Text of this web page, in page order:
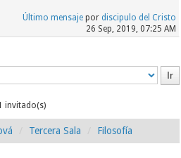
Último mensajepor discipulo del Cristo
26 Sep, 2019, 07:25 AM
invitado(s)
Tercera Sala Filosofía